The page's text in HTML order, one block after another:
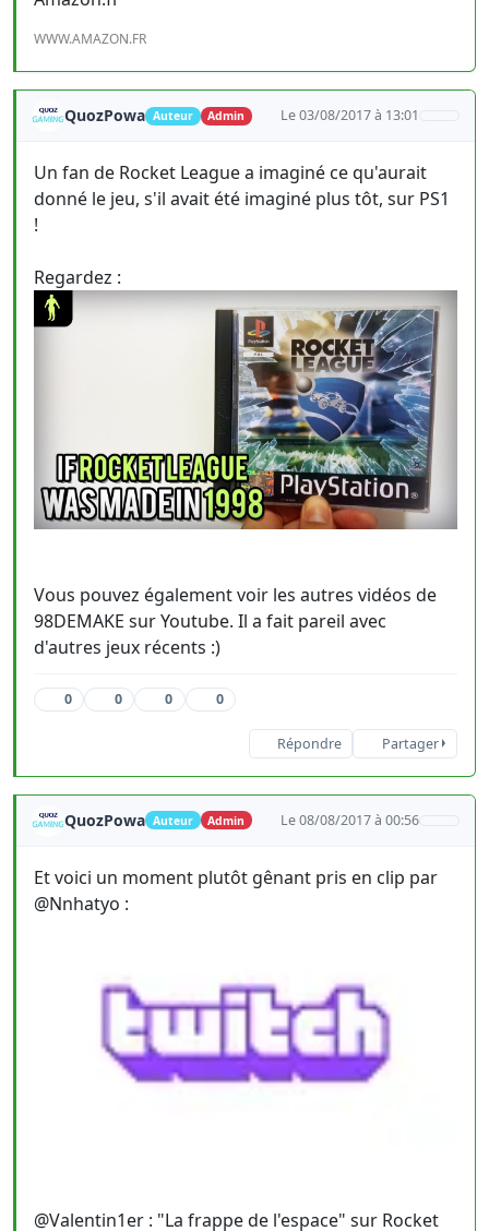
WWW.AMAZON.FR
QuozPowa Auteur Admin Le 03/08/2017 à 13:01
Un fan de Rocket League a imaginé ce qu'aurait
donné le jeu, s'il avait été imaginé plus tôt, sur PS1
!
Regardez :
Vous pouvez également voir les autres vidéos de
98DEMAKE sur Youtube. Il a fait pareil avec
d'autres jeux récents :)
0 0 0 0
Répondre Partager
QuozPowa Auteur Admin Le 08/08/2017 à 00:56
Et voici un moment plutôt gênant pris en clip par
@Nnhatyo :
@Valentin1er : "La frappe de l'espace" sur Rocket